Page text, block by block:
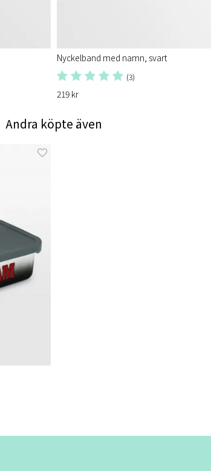
Nyckelband med namn, svart
(3)
219 kr
Andra köpte även